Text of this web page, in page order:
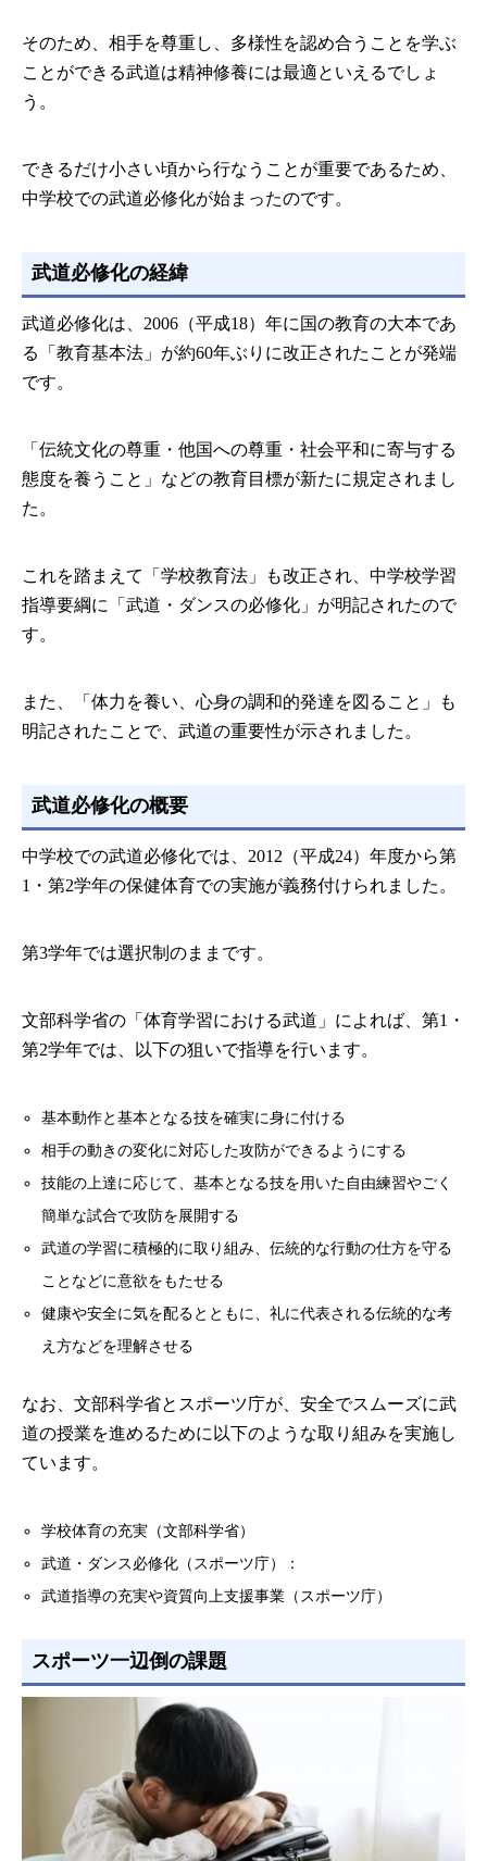
そのため、相手を尊重し、多様性を認め合うことを学ぶ
ことができる武道は精神修養には最適といえるでしょ
う。
できるだけ小さい頃から行なうことが重要であるため、
中学校での武道必修化が始まったのです。
武道必修化の経緯
武道必修化は、2006（平成18）年に国の教育の大本であ
る「教育基本法」が約60年ぶりに改正されたことが発端
です。
「伝統文化の尊重・他国への尊重・社会平和に寄与する
態度を養うこと」などの教育目標が新たに規定されまし
た。
これを踏まえて「学校教育法」も改正され、中学校学習
指導要綱に「武道・ダンスの必修化」が明記されたので
す。
また、「体力を養い、心身の調和的発達を図ること」も
明記されたことで、武道の重要性が示されました。
武道必修化の概要
中学校での武道必修化では、2012（平成24）年度から第
1・第2学年の保健体育での実施が義務付けられました。
第3学年では選択制のままです。
文部科学省の「体育学習における武道」によれば、第1・
第2学年では、以下の狙いで指導を行います。
基本動作と基本となる技を確実に身に付ける
相手の動きの変化に対応した攻防ができるようにする
技能の上達に応じて、基本となる技を用いた自由練習やごく
簡単な試合で攻防を展開する
武道の学習に積極的に取り組み、伝統的な行動の仕方を守る
ことなどに意欲をもたせる
健康や安全に気を配るとともに、礼に代表される伝統的な考
え方などを理解させる
なお、文部科学省とスポーツ庁が、安全でスムーズに武
道の授業を進めるために以下のような取り組みを実施し
ています。
学校体育の充実（文部科学省）
武道・ダンス必修化（スポーツ庁）：
武道指導の充実や資質向上支援事業（スポーツ庁）
スポーツ一辺倒の課題